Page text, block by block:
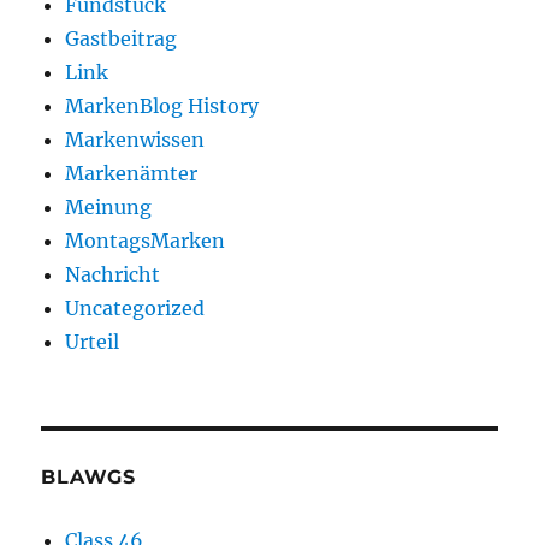
Fundstück
Gastbeitrag
Link
MarkenBlog History
Markenwissen
Markenämter
Meinung
MontagsMarken
Nachricht
Uncategorized
Urteil
BLAWGS
Class 46